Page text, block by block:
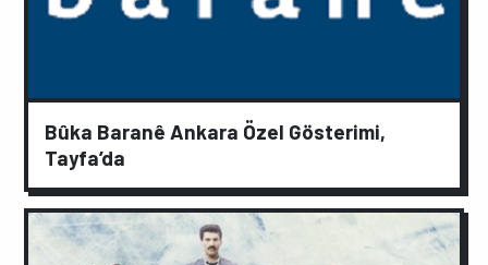
Bûka Baranê Ankara Özel Gösterimi,
Tayfa’da